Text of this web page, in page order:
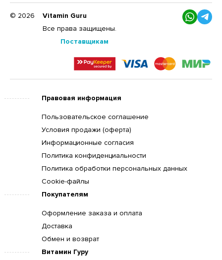
© 2026
Vitamin Guru
Все права защищены.
Поставщикам
Правовая информация
Пользовательское соглашение
Условия продажи (оферта)
Информационные согласия
Политика конфиденциальности
Политика обработки персональных данных
Cookie-файлы
Покупателям
Оформление заказа и оплата
Доставка
Обмен и возврат
Витамин Гуру